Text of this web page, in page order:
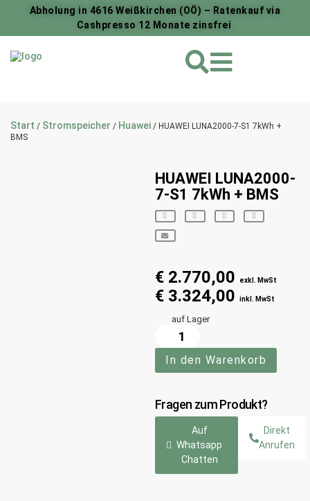
Abholung in 4616 Weißkirchen (OÖ) – Ratenkauf via
Cashpresso 12 Monate zinsfrei
Start / Stromspeicher / Huawei / HUAWEI LUNA2000-7-S1 7kWh +
BMS
HUAWEI LUNA2000-
7-S1 7kWh + BMS
€ 2.770,00 exkl. MwSt
€ 3.324,00 inkl. MwSt
auf Lager
In den Warenkorb
Fragen zum Produkt?
Auf
Whatsapp
Chatten
Direkt
Anrufen